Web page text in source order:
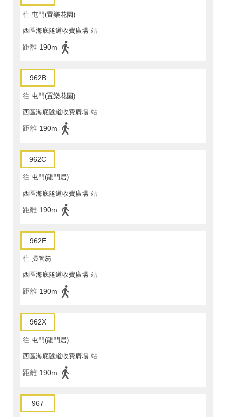
往 屯門(置樂花園)
西區海底隧道收費廣場 站
距離 190m
962B
往 屯門(置樂花園)
西區海底隧道收費廣場 站
距離 190m
962C
往 屯門(龍門居)
西區海底隧道收費廣場 站
距離 190m
962E
往 掃管笏
西區海底隧道收費廣場 站
距離 190m
962X
往 屯門(龍門居)
西區海底隧道收費廣場 站
距離 190m
967